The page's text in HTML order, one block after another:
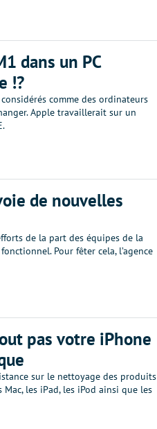
dans un PC
!?
comme des ordinateurs
Apple travaillerait sur un
de nouvelles
de la part des équipes de la
Pour fêter cela, l’agence
pas votre iPhone
sur le nettoyage des produits
les iPad, les iPod ainsi que les